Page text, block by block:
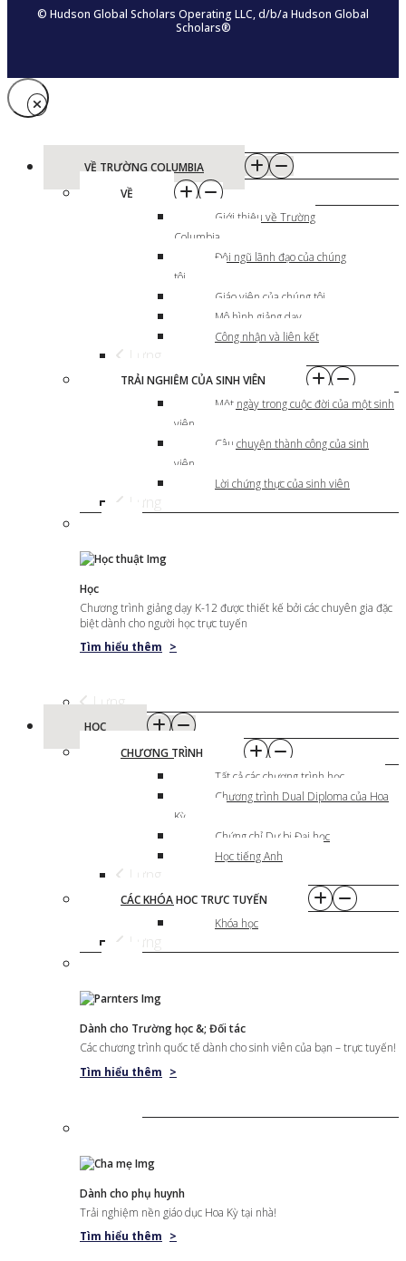
© Hudson Global Scholars Operating LLC, d/b/a Hudson Global
Scholars®
VỀ TRƯỜNG COLUMBIA
VỀ
Giới thiệu về Trường
Columbia
Đội ngũ lãnh đạo của chúng
tôi
Giáo viên của chúng tôi
Mô hình giảng dạy
Công nhận và liên kết
Lưng
TRẢI NGHIỆM CỦA SINH VIÊN
Một ngày trong cuộc đời của một sinh
viên
Câu chuyện thành công của sinh
viên
Lời chứng thực của sinh viên
Lưng
Học
Chương trình giảng dạy K-12 được thiết kế bởi các chuyên gia đặc
biệt dành cho người học trực tuyến
Tìm hiểu thêm >
Lưng
HỌC
CHƯƠNG TRÌNH
Tất cả các chương trình học
Chương trình Dual Diploma của Hoa
Kỳ
Chứng chỉ Dự bị Đại học
Học tiếng Anh
Lưng
CÁC KHÓA HỌC TRỰC TUYẾN
Khóa học
Lưng
Dành cho Trường học &; Đối tác
Các chương trình quốc tế dành cho sinh viên của bạn – trực tuyến!
Tìm hiểu thêm >
Dành cho phụ huynh
Trải nghiệm nền giáo dục Hoa Kỳ tại nhà!
Tìm hiểu thêm >